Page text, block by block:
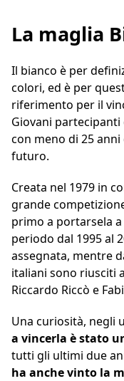
La maglia
Il bianco è per
colori, ed è per
riferimento per il
Giovani partecipanti
con meno di 25
futuro.
Creata nel 1979 in
grande
primo a portarsela a
periodo dal 1995 al
assegnata, mentre
italiani sono riusciti
Riccardo Riccò e
Una curiosità, negli
a vincerla è stato
tutti gli ultimi due
ha anche vinto la